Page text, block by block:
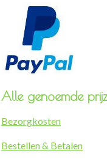
Alle genoemde
Bezorgkosten
Bestellen & Betalen